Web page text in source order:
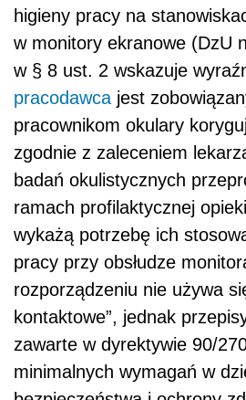
higieny pracy na
w monitory ekranowe (DzU
w § 8 ust. 2 wskazuje
pracodawca jest
pracownikom okulary
zgodnie z zaleceniem
badań okulistycznych
ramach profilaktycznej
wykażą potrzebę ich
pracy przy obsłudze
rozporządzeniu nie używa
kontaktowe”, jednak
zawarte w dyrektywie 90/
minimalnych wymagań w